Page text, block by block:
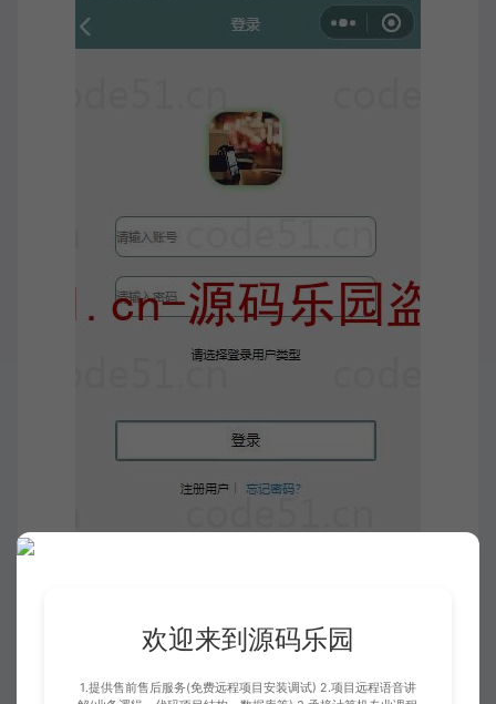
欢迎来到源码乐园
1.提供售前售后服务(免费远程项目安装调试) 2.项目远程语音讲